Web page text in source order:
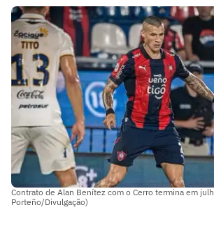
Contrato de Alan Benítez com o Cerro termina em
Porteño/Divulgação)